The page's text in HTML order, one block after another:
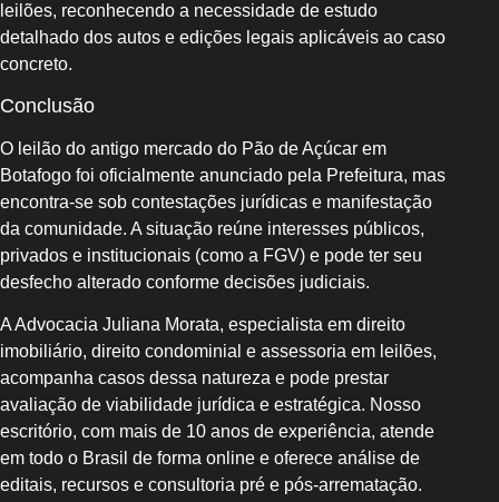
leilões, reconhecendo a necessidade de estudo
detalhado dos autos e edições legais aplicáveis ao caso
concreto.
Conclusão
O leilão do antigo mercado do Pão de Açúcar em
Botafogo foi oficialmente anunciado pela Prefeitura, mas
encontra-se sob contestações jurídicas e manifestação
da comunidade. A situação reúne interesses públicos,
privados e institucionais (como a FGV) e pode ter seu
desfecho alterado conforme decisões judiciais.
A Advocacia Juliana Morata, especialista em direito
imobiliário, direito condominial e assessoria em leilões,
acompanha casos dessa natureza e pode prestar
avaliação de viabilidade jurídica e estratégica. Nosso
escritório, com mais de 10 anos de experiência, atende
em todo o Brasil de forma online e oferece análise de
editais, recursos e consultoria pré e pós-arrematação.